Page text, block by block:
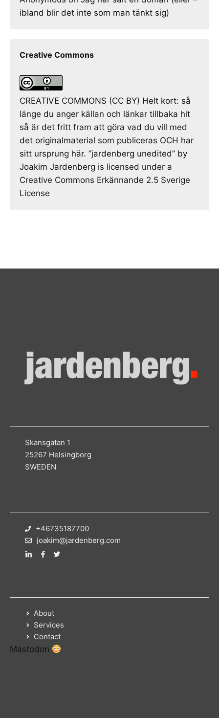
ibland blir det inte som man tänkt sig)
Creative Commons
CREATIVE COMMONS (CC BY) Helt kort: så
länge du anger källan och länkar tillbaka hit
så är det fritt fram att göra vad du vill med
det originalmaterial som publiceras OCH har
sitt ursprung här. ”jardenberg unedited” by
Joakim Jardenberg is licensed under a
Creative Commons Erkännande 2.5 Sverige
License
Skansgatan 1
25267 Helsingborg
SWEDEN
+46735187700
joakim@jardenberg.com
About
Services
Contact
Mastodon